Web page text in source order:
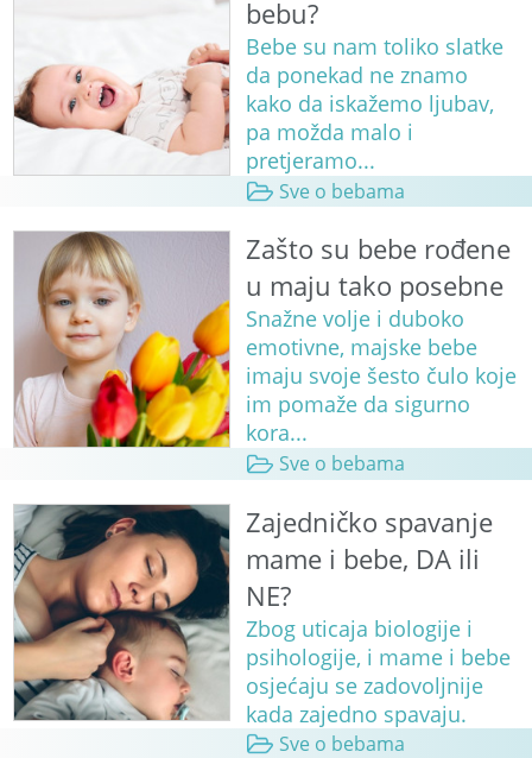
bebu?
Bebe su nam toliko slatke
da ponekad ne znamo
kako da iskažemo ljubav,
pa možda malo i
pretjeramo...
Sve o bebama
Zašto su bebe rođene
u maju tako posebne
Snažne volje i duboko
emotivne, majske bebe
imaju svoje šesto čulo koje
im pomaže da sigurno
kora...
Sve o bebama
Zajedničko spavanje
mame i bebe, DA ili
NE?
Zbog uticaja biologije i
psihologije, i mame i bebe
osjećaju se zadovoljnije
kada zajedno spavaju.
Sve o bebama